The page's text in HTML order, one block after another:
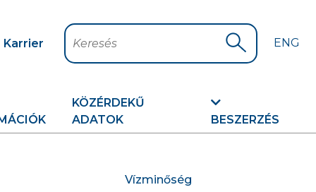
Karrier Keresés Keresés
ENG
KÖZÉRDEKŰ
ADATOK
BESZERZÉS
Vízminőség